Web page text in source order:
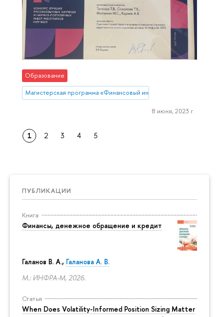
ПУБЛИКАЦИИ
Книга
Финансы, денежное обращение и кредит
Галанов В. А., Галанова А. В.
М.: ИНФРА-М, 2026.
Статья
When Does Volatility-Informed Position Sizing Matter
Образование
Магистерская программа «Финансовый инжиниринг»
8 июня, 2023 г.
1 2 3 4 5